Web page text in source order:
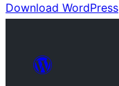
Download WordPress